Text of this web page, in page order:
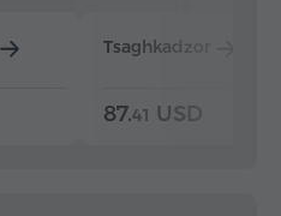
Tsaghkadzor
87.41 USD